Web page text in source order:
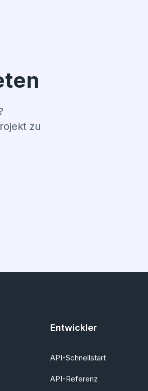
zu
Entwickler
API-Schnellstart
API-Referenz